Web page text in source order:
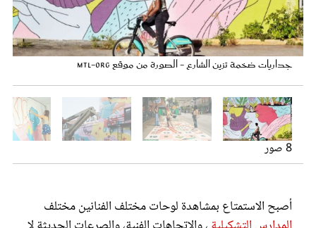
جداريات ضخمة تزين الشارع - الصورة من موقع mtl-org
رسومات بأرض الشارع - الصورة من الصفحة الرسمية لـمهرجال MURAL في
مونتريال عبر الفيس بوك
جداريات ضخمة تزين الشارع - الصورة من الصفحة الرسمية لـمهرجال
جداريات ضخمة تزين الشارع - الصورة من الصفحة الرسمية لـمهرجال
جداريات ضخمة تزين الشارع - الصورة من الصفحة الرسمية لـمهرجال
رسم جداريات ضخمة تزين الشارع - الصورة من الصفحة الرسمية لـمهرجال
جداريات ضخمة تزين الشارع - الصورة من الصفحة الرسمية لـمهرجال
جداريات ضخمة تزين الشارع - الصورة من الصفحة الرسمية لـمهرجال
8 صور
أصبح الاستمتاع بمشاهدة لوحات مختلف الفنانين مختلف
عروس سيدتي
مجلة سيدتي